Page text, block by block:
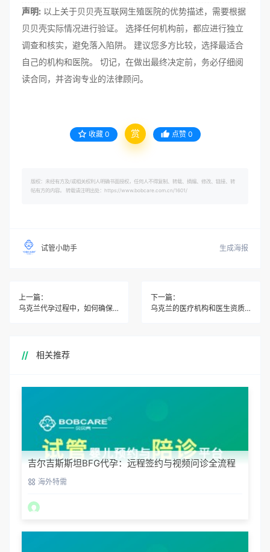
声明: 以上关于贝贝壳互联网生殖医院的优势描述，需要根据
贝贝壳实际情况进行验证。 选择任何机构前，都应进行独立
调查和核实，避免落入陷阱。 建议您多方比较，选择最适合
自己的机构和医院。 切记，在做出最终决定前，务必仔细阅
读合同，并咨询专业的法律顾问。
收藏 0 赏 点赞 0
版权：未经有方及/或相关权利人明确书面授权，任何人不得复制、转载、摘编、修改、链接、转
帖有方的内容。 转载请注明出处：https://www.bobcare.com.cn/1601/
试管小助手 生成海报
上一篇：
乌克兰代孕过程中，如何确保胚胎的质量和安全性？
下一篇：
乌克兰的医疗机构和医生资质如何？是否专业可靠？
相关推荐
吉尔吉斯斯坦BFG代孕：远程签约与视频问诊全流程
海外特需